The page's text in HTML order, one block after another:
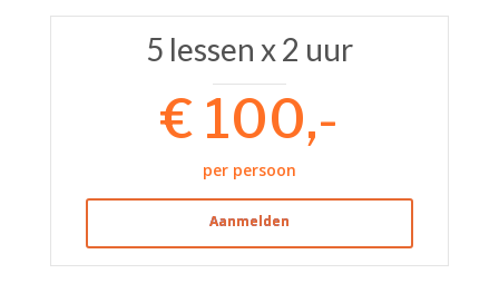
5 lessen x 2 uur
€ 100,-
per persoon
Aanmelden